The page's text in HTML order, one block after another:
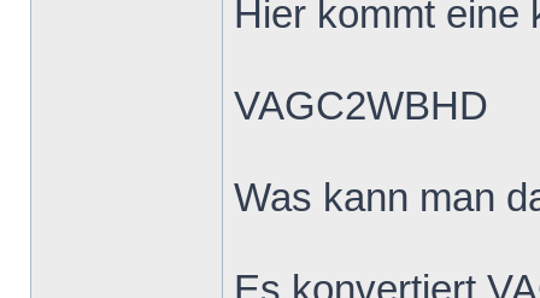
Hier kommt eine
VAGC2WBHD
Was kann man
Es konvertiert